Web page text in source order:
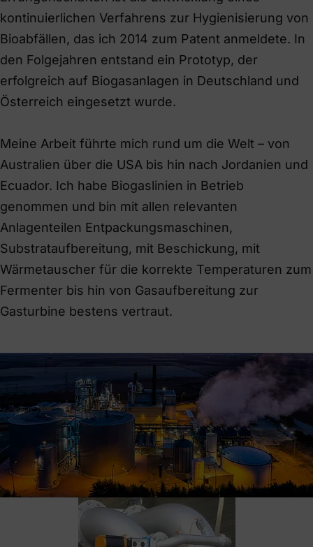
kontinuierlichen Verfahrens zur Hygienisierung von
Bioabfällen, das ich 2014 zum Patent anmeldete. In
den Folgejahren entstand ein Prototyp, der
erfolgreich auf Biogasanlagen in Deutschland und
Österreich eingesetzt wurde.
Meine Arbeit führte mich rund um die Welt – von
Australien über die USA bis hin nach Jordanien und
Ecuador. Ich habe Biogaslinien in Betrieb
genommen und bin mit allen relevanten
Anlagenteilen Entpackungsmaschinen,
Substrataufbereitung, mit Beschickung, mit
Wärmetauscher für die korrekte Temperaturen zum
Fermenter bis hin von Gasaufbereitung zur
Gasturbine bestens vertraut.